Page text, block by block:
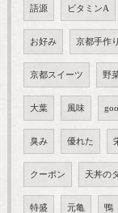
語源 ビタミンA
お好み 京都手作
京都スイーツ 野
大葉 風味
臭み 優れた
クーポン 天丼の
特盛 元亀 鴨